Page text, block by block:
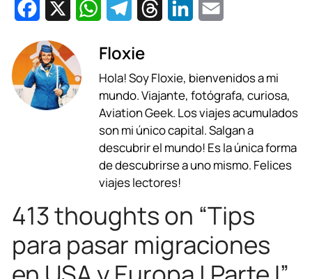
c
e
b
W
a
t
s
A
p
p
l
e
g
r
a
m
e
a
d
s
k
e
d
i
l
Floxie
Hola! Soy Floxie, bienvenidos a mi
mundo. Viajante, fotógrafa, curiosa,
Aviation Geek. Los viajes acumulados
son mi único capital. Salgan a
descubrir el mundo! Es la única forma
de descubrirse a uno mismo. Felices
viajes lectores!
413 thoughts on “Tips
para pasar migraciones